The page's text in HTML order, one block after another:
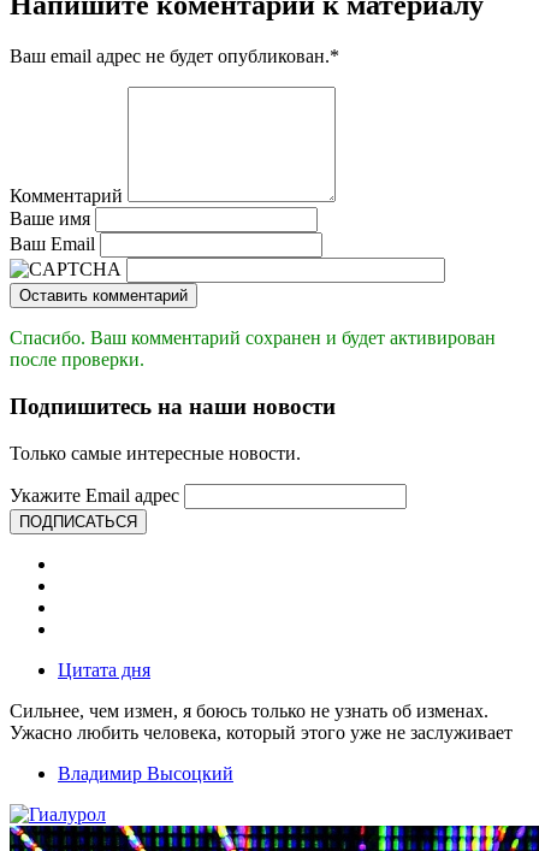
Ваш email адрес не будет опубликован.*
Комментарий
Ваше имя
Ваш Email
Оставить комментарий
Спасибо. Ваш комментарий сохранен и будет активирован
после проверки.
Подпишитесь на наши новости
Только самые интересные новости.
Укажите Email адрес
ПОДПИСАТЬСЯ
Цитата дня
Сильнее, чем измен, я боюсь только не узнать об изменах.
Ужасно любить человека, который этого уже не заслуживает
Владимир Высоцкий